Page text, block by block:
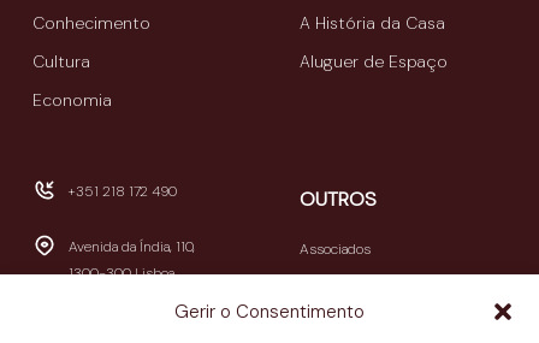
Gerir o Consentimento
Conhecimento
Cultura
Economia
A História da Casa
Aluguer de Espaço
+351 218 172 490
Avenida da Índia, 110,
1300-300 Lisboa
OUTROS
Associados